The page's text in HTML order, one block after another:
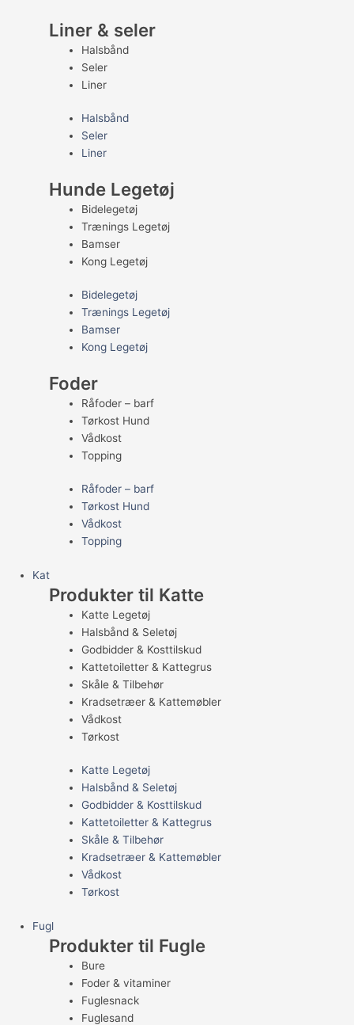
Liner & seler
Halsbånd
Seler
Liner
Halsbånd
Seler
Liner
Hunde Legetøj
Bidelegetøj
Trænings Legetøj
Bamser
Kong Legetøj
Bidelegetøj
Trænings Legetøj
Bamser
Kong Legetøj
Foder
Råfoder – barf
Tørkost Hund
Vådkost
Topping
Råfoder – barf
Tørkost Hund
Vådkost
Topping
Kat
Produkter til Katte
Katte Legetøj
Halsbånd & Seletøj
Godbidder & Kosttilskud
Kattetoiletter & Kattegrus
Skåle & Tilbehør
Kradsetræer & Kattemøbler
Vådkost
Tørkost
Katte Legetøj
Halsbånd & Seletøj
Godbidder & Kosttilskud
Kattetoiletter & Kattegrus
Skåle & Tilbehør
Kradsetræer & Kattemøbler
Vådkost
Tørkost
Fugl
Produkter til Fugle
Bure
Foder & vitaminer
Fuglesnack
Fuglesand